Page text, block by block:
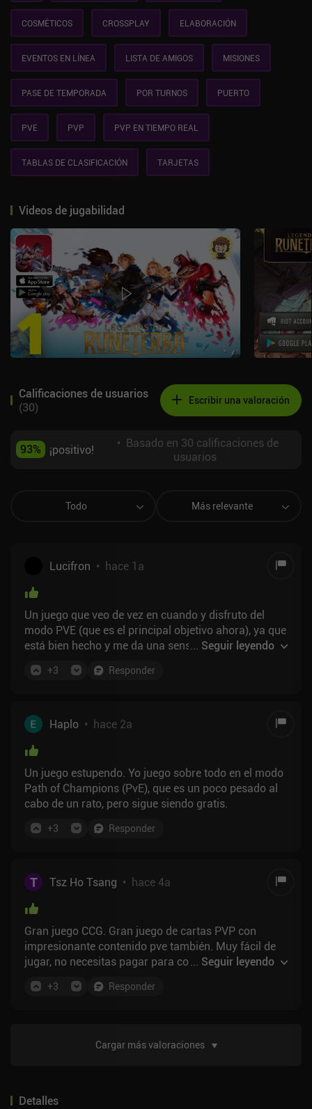
COSMÉTICOS CROSSPLAY ELABORACIÓN
EVENTOS EN LÍNEA LISTA DE AMIGOS MISIONES
PASE DE TEMPORADA POR TURNOS PUERTO
PVE PVP PVP EN TIEMPO REAL
TABLAS DE CLASIFICACIÓN TARJETAS
Videos de jugabilidad
Calificaciones de usuarios
(30) Escribir una valoración
93% ¡positivo! • Basado en 30 calificaciones de
usuarios
Todo Más relevante
Lucifron • hace 1a
Un juego que veo de vez en cuando y disfruto del
modo PVE (que es el principal objetivo ahora), ya que
está bien hecho y me da una sensación similar a las
partidas son un poco más largas (o quizá sólo lo
... Seguir leyendo
+3 Responder
Haplo • hace 2a
Un juego estupendo. Yo juego sobre todo en el modo
Path of Champions (PvE), que es un poco pesado al
cabo de un rato, pero sigue siendo gratis.
+3 Responder
T Tsz Ho Tsang • hace 4a
Gran juego CCG. Gran juego de cartas PVP con
impresionante contenido pve también. Muy fácil de
jugar, no necesitas pagar para comprar paquetes de
tu cofre semanal de nivel 10 o superior (para
unos cuantos mazos meta después de jugar un par
de meses. El arte y el doblaje también son de
... Seguir leyendo
+3 Responder
Cargar más valoraciones
Detalles